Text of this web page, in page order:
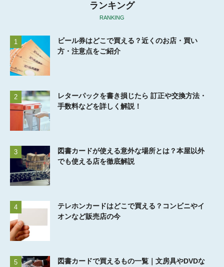
ランキング
RANKING
1
ビール券はどこで買える？近くのお店・買い
方・注意点をご紹介
2
レターパックを書き損じたら 訂正や交換方法・
手数料などを詳しく解説！
3
図書カードが使える意外な場所とは？本屋以外
でも使える店を徹底解説
4
テレホンカードはどこで買える？コンビニやイ
オンなど販売店の今
5
図書カードで買えるもの一覧｜文房具やDVDな